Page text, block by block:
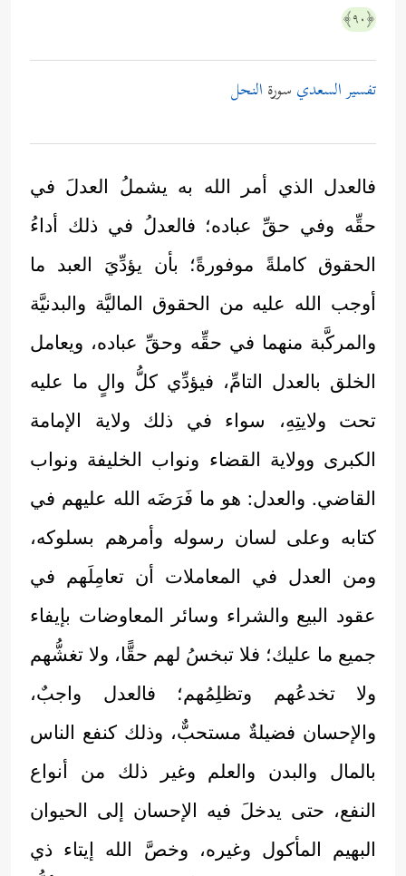
﴿٩٠﴾
تفسير السعدي سورة النحل
فالعدل الذي أمر الله به يشملُ العدلَ في
حقِّه وفي حقِّ عباده؛ فالعدلُ في ذلك أداءُ
الحقوق كاملةً موفورةً؛ بأن يؤدِّيَ العبد ما
أوجب الله عليه من الحقوق الماليَّة والبدنيَّة
والمركَّبة منهما في حقِّه وحقِّ عباده، ويعامل
الخلق بالعدل التامِّ، فيؤدِّي كلُّ والٍ ما عليه
تحت ولايتِهِ، سواء في ذلك ولاية الإمامة
الكبرى وولاية القضاء ونواب الخليفة ونواب
القاضي. والعدل: هو ما فَرَضَه الله عليهم في
كتابه وعلى لسان رسوله وأمرهم بسلوكه،
ومن العدل في المعاملات أن تعامِلَهم في
عقود البيع والشراء وسائر المعاوضات بإيفاء
جميع ما عليك؛ فلا تبخسُ لهم حقًّا، ولا تغشُّهم
ولا تخدعُهم وتظلِمُهم؛ فالعدل واجبٌ،
والإحسان فضيلةٌ مستحبٌّ، وذلك كنفع الناس
بالمال والبدن والعلم وغير ذلك من أنواع
النفع، حتى يدخلَ فيه الإحسان إلى الحيوان
البهيم المأكول وغيره، وخصَّ الله إيتاء ذي